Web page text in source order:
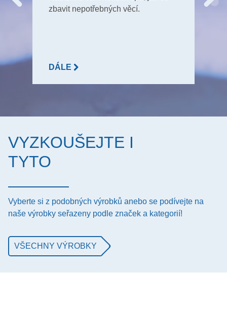
zbavit nepotřebných věcí.
DÁLE
VYZKOUŠEJTE I
TYTO
Vyberte si z podobných výrobků anebo se podívejte na
naše výrobky seřazeny podle značek a kategorií!
VŠECHNY VÝROBKY